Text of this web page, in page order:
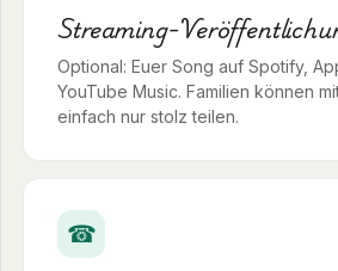
Streaming-
Optional: Euer Song auf Spotify,
YouTube Music. Familien können
einfach nur stolz teilen.
☎